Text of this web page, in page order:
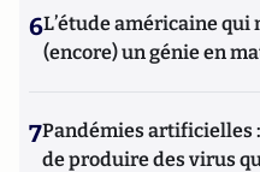
6L’étude américaine qui
(encore) un génie en
7Pandémies artificielles
de produire des virus